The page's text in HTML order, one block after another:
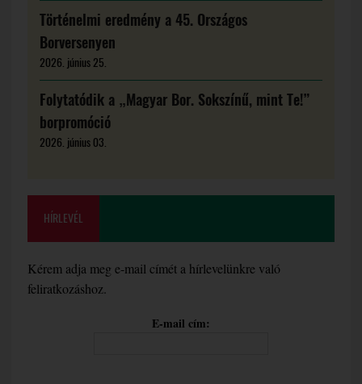
Történelmi eredmény a 45. Országos
Borversenyen
2026. június 25.
Folytatódik a „Magyar Bor. Sokszínű, mint Te!”
borpromóció
2026. június 03.
HÍRLEVÉL
Kérem adja meg e-mail címét a hírlevelünkre való
feliratkozáshoz.
E-mail cím: